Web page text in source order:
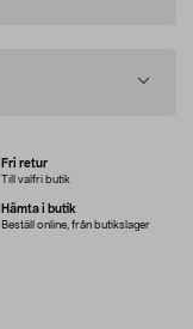
Fri retur
Till valfri butik
Hämta i butik
Beställ online, från butikslager